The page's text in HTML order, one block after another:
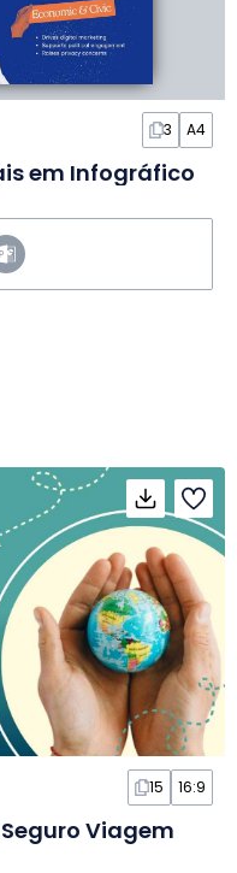
3 A4
em Infográfico
15 16:9
Viagem